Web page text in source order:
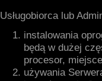
Usługobiorca lub
instalowania
będą w dużej
procesor,
używania